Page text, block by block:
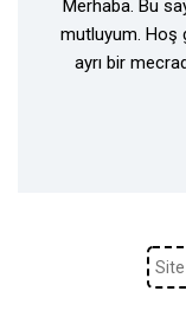
Merhaba. Bu
mutluyum. Hoş
ayrı bir